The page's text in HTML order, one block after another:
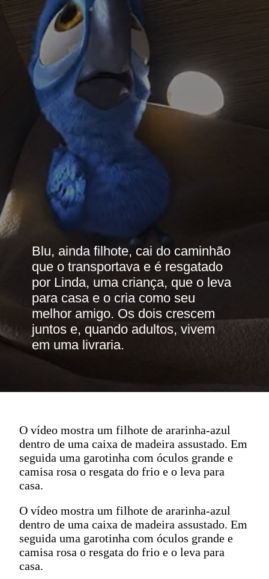
Blu, ainda filhote, cai do caminhão
que o transportava e é resgatado
por Linda, uma criança, que o leva
para casa e o cria como seu
melhor amigo. Os dois crescem
juntos e, quando adultos, vivem
em uma livraria.
O vídeo mostra um filhote de ararinha-azul
dentro de uma caixa de madeira assustado. Em
seguida uma garotinha com óculos grande e
camisa rosa o resgata do frio e o leva para
casa.
O vídeo mostra um filhote de ararinha-azul
dentro de uma caixa de madeira assustado. Em
seguida uma garotinha com óculos grande e
camisa rosa o resgata do frio e o leva para
casa.